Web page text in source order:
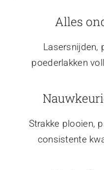
Alles
Lasersnijden,
poederlakken
Strakke plooien,
consistente